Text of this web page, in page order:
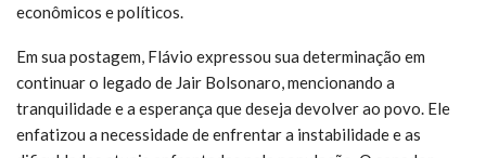
econômicos e políticos.
Em sua postagem, Flávio expressou sua determinação em
continuar o legado de Jair Bolsonaro, mencionando a
tranquilidade e a esperança que deseja devolver ao povo. Ele
enfatizou a necessidade de enfrentar a instabilidade e as